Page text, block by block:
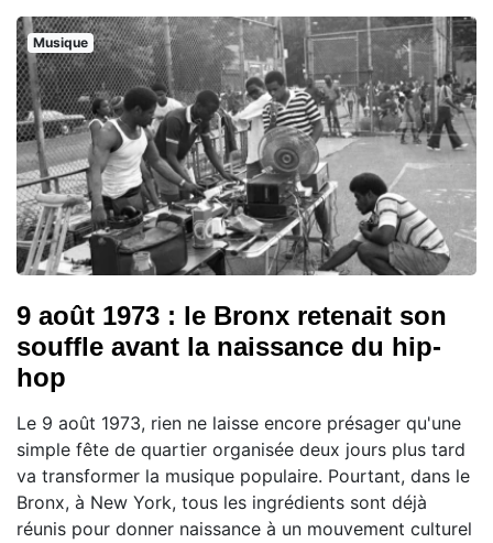
Musique
9 août 1973 : le Bronx retenait son
souffle avant la naissance du hip-
hop
Le 9 août 1973, rien ne laisse encore présager qu'une
simple fête de quartier organisée deux jours plus tard
va transformer la musique populaire. Pourtant, dans le
Bronx, à New York, tous les ingrédients sont déjà
réunis pour donner naissance à un mouvement culturel